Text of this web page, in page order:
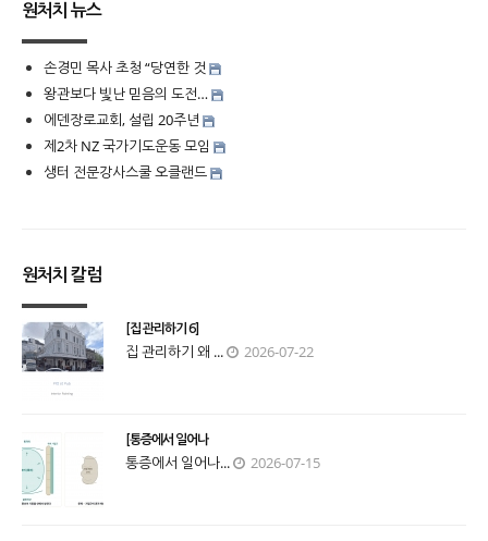
원처치 뉴스
손경민 목사 초청 “당연한 것
왕관보다 빛난 믿음의 도전…
에덴장로교회, 설립 20주년
제2차 NZ 국가기도운동 모임
생터 전문강사스쿨 오클랜드
원처치 칼럼
[집 관리하기 6]
집 관리하기 왜 ... 2026-07-22
[통증에서 일어나
통증에서 일어나... 2026-07-15